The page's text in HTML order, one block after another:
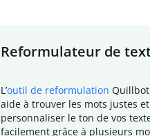
Reformulateur de
L ’outil de reformulation
aide à trouver les mots justes
personnaliser le ton de vos
facilement grâce à plusieurs